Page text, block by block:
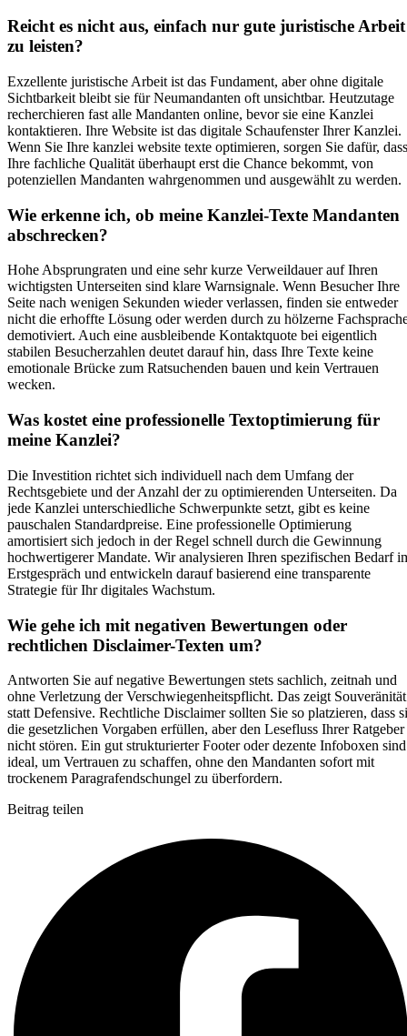
Reicht es nicht aus, einfach nur gute juristische Arbeit
zu leisten?
Exzellente juristische Arbeit ist das Fundament, aber ohne digitale
Sichtbarkeit bleibt sie für Neumandanten oft unsichtbar. Heutzutage
recherchieren fast alle Mandanten online, bevor sie eine Kanzlei
kontaktieren. Ihre Website ist das digitale Schaufenster Ihrer Kanzlei.
Wenn Sie Ihre kanzlei website texte optimieren, sorgen Sie dafür, dass
Ihre fachliche Qualität überhaupt erst die Chance bekommt, von
potenziellen Mandanten wahrgenommen und ausgewählt zu werden.
Wie erkenne ich, ob meine Kanzlei-Texte Mandanten
abschrecken?
Hohe Absprungraten und eine sehr kurze Verweildauer auf Ihren
wichtigsten Unterseiten sind klare Warnsignale. Wenn Besucher Ihre
Seite nach wenigen Sekunden wieder verlassen, finden sie entweder
nicht die erhoffte Lösung oder werden durch zu hölzerne
demotiviert. Auch eine ausbleibende Kontaktquote bei eigentlich
stabilen Besucherzahlen deutet darauf hin, dass Ihre Texte keine
emotionale Brücke zum Ratsuchenden bauen und kein Vertrauen
wecken.
Was kostet eine professionelle Textoptimierung für
meine Kanzlei?
Die Investition richtet sich individuell nach dem Umfang der
Rechtsgebiete und der Anzahl der zu optimierenden Unterseiten. Da
jede Kanzlei unterschiedliche Schwerpunkte setzt, gibt es keine
pauschalen Standardpreise. Eine professionelle Optimierung
amortisiert sich jedoch in der Regel schnell durch die Gewinnung
hochwertigerer Mandate. Wir analysieren Ihren spezifischen Bedarf
Erstgespräch und entwickeln darauf basierend eine transparente
Strategie für Ihr digitales Wachstum.
Wie gehe ich mit negativen Bewertungen oder
rechtlichen Disclaimer-Texten um?
Antworten Sie auf negative Bewertungen stets sachlich, zeitnah und
ohne Verletzung der Verschwiegenheitspflicht. Das zeigt Souveränität
statt Defensive. Rechtliche Disclaimer sollten Sie so platzieren, dass
die gesetzlichen Vorgaben erfüllen, aber den Lesefluss Ihrer Ratgeber
nicht stören. Ein gut strukturierter Footer oder dezente Infoboxen sind
ideal, um Vertrauen zu schaffen, ohne den Mandanten sofort mit
trockenem Paragrafendschungel zu überfordern.
Beitrag teilen